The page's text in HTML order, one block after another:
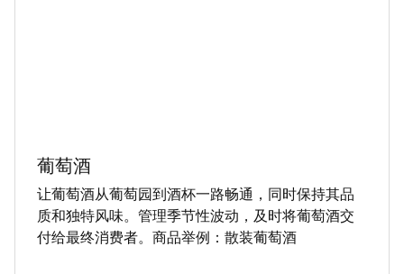
葡萄酒
让葡萄酒从葡萄园到酒杯一路畅通，同时保持其品
质和独特风味。管理季节性波动，及时将葡萄酒交
付给最终消费者。商品举例：散装葡萄酒